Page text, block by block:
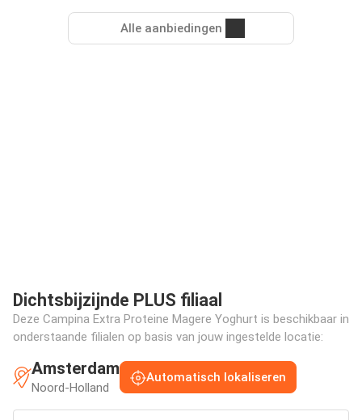
Alle aanbiedingen
Dichtsbijzijnde PLUS filiaal
Deze Campina Extra Proteine Magere Yoghurt is beschikbaar in
onderstaande filialen op basis van jouw ingestelde locatie:
Amsterdam
Noord-Holland
Automatisch lokaliseren